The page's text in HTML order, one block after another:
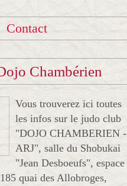
Contact
Chambérien
Vous trouverez ici toutes
les infos sur le judo club
"DOJO CHAMBERIEN -
ARJ", salle du Shobukai
"Jean Desboeufs", espace
quai des Allobroges,